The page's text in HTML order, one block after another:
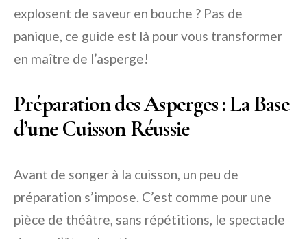
explosent de saveur en bouche ? Pas de
panique, ce guide est là pour vous transformer
en maître de l’asperge!
Préparation des Asperges : La Base
d’une Cuisson Réussie
Avant de songer à la cuisson, un peu de
préparation s’impose. C’est comme pour une
pièce de théâtre, sans répétitions, le spectacle